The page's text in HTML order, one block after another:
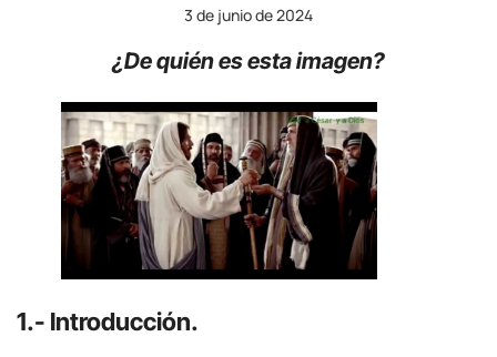
3 de junio de 2024
¿De quién es esta imagen?
1.- Introducción.